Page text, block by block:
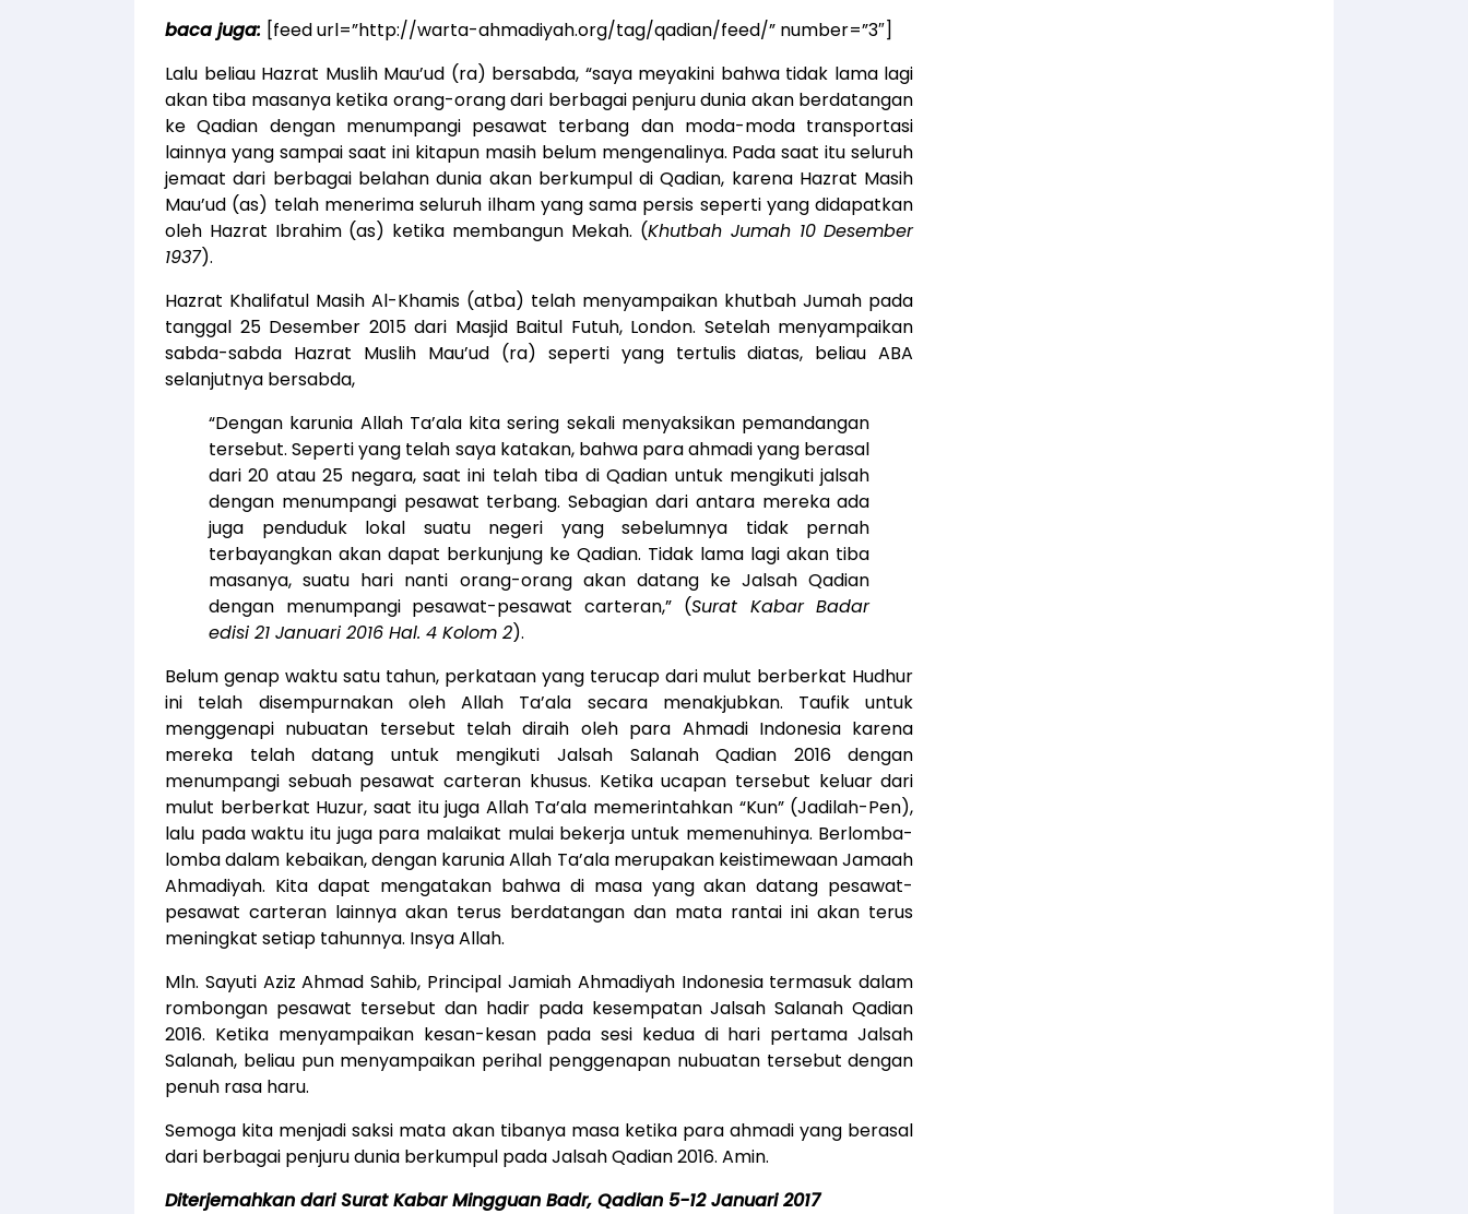
baca juga: [feed url=”http://warta-ahmadiyah.org/tag/qadian/feed/” number=”3″]
Lalu beliau Hazrat Muslih Mau’ud (ra) bersabda, “saya meyakini bahwa tidak lama lagi
akan tiba masanya ketika orang-orang dari berbagai penjuru dunia akan berdatangan
ke Qadian dengan menumpangi pesawat terbang dan moda-moda transportasi
lainnya yang sampai saat ini kitapun masih belum mengenalinya. Pada saat itu seluruh
jemaat dari berbagai belahan dunia akan berkumpul di Qadian, karena Hazrat Masih
Mau’ud (as) telah menerima seluruh ilham yang sama persis seperti yang didapatkan
oleh Hazrat Ibrahim (as) ketika membangun Mekah. (Khutbah Jumah 10 Desember
1937).
Hazrat Khalifatul Masih Al-Khamis (atba) telah menyampaikan khutbah Jumah pada
tanggal 25 Desember 2015 dari Masjid Baitul Futuh, London. Setelah menyampaikan
sabda-sabda Hazrat Muslih Mau’ud (ra) seperti yang tertulis diatas, beliau ABA
selanjutnya bersabda,
“Dengan karunia Allah Ta’ala kita sering sekali menyaksikan pemandangan
tersebut. Seperti yang telah saya katakan, bahwa para ahmadi yang berasal
dari 20 atau 25 negara, saat ini telah tiba di Qadian untuk mengikuti jalsah
dengan menumpangi pesawat terbang. Sebagian dari antara mereka ada
juga penduduk lokal suatu negeri yang sebelumnya tidak pernah
terbayangkan akan dapat berkunjung ke Qadian. Tidak lama lagi akan tiba
masanya, suatu hari nanti orang-orang akan datang ke Jalsah Qadian
dengan menumpangi pesawat-pesawat carteran,” (Surat Kabar Badar
edisi 21 Januari 2016 Hal. 4 Kolom 2).
Belum genap waktu satu tahun, perkataan yang terucap dari mulut berberkat Hudhur
ini telah disempurnakan oleh Allah Ta’ala secara menakjubkan. Taufik untuk
menggenapi nubuatan tersebut telah diraih oleh para Ahmadi Indonesia karena
mereka telah datang untuk mengikuti Jalsah Salanah Qadian 2016 dengan
menumpangi sebuah pesawat carteran khusus. Ketika ucapan tersebut keluar dari
mulut berberkat Huzur, saat itu juga Allah Ta’ala memerintahkan “Kun” (Jadilah-Pen),
lalu pada waktu itu juga para malaikat mulai bekerja untuk memenuhinya. Berlomba-
lomba dalam kebaikan, dengan karunia Allah Ta’ala merupakan keistimewaan Jamaah
Ahmadiyah. Kita dapat mengatakan bahwa di masa yang akan datang pesawat-
pesawat carteran lainnya akan terus berdatangan dan mata rantai ini akan terus
meningkat setiap tahunnya. Insya Allah.
Mln. Sayuti Aziz Ahmad Sahib, Principal Jamiah Ahmadiyah Indonesia termasuk dalam
rombongan pesawat tersebut dan hadir pada kesempatan Jalsah Salanah Qadian
2016. Ketika menyampaikan kesan-kesan pada sesi kedua di hari pertama Jalsah
Salanah, beliau pun menyampaikan perihal penggenapan nubuatan tersebut dengan
penuh rasa haru.
Semoga kita menjadi saksi mata akan tibanya masa ketika para ahmadi yang berasal
dari berbagai penjuru dunia berkumpul pada Jalsah Qadian 2016. Amin.
Diterjemahkan dari Surat Kabar Mingguan Badr, Qadian 5-12 Januari 2017